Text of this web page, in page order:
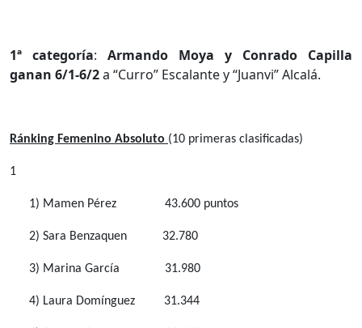
1ª categoría: Armando Moya y Conrado Capilla
ganan 6/1-6/2a “Curro” Escalante y “Juanvi” Alcalá.
Ránking Femenino Absoluto (10 primeras clasificadas)
1
1) Mamen Pérez 43.600 puntos
2) Sara Benzaquen 32.780
3) Marina García 31.980
4) Laura Domínguez 31.344